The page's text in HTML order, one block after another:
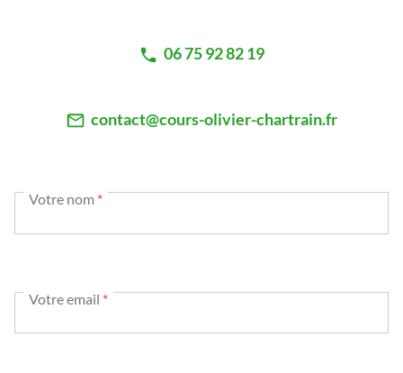
06 75 92 82 19
contact@cours-olivier-chartrain.fr
Votre nom *
Votre email *